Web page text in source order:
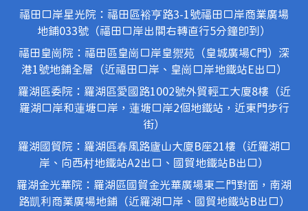
福田口岸星光院：福田區裕亨路3-1號福田口岸商業廣場
地鋪033號（福田口岸出關右轉直行5分鐘即到）
福田皇崗院：福田區皇崗口岸皇禦苑（皇城廣場C門）深
港1號地鋪全層（近福田口岸、皇崗口岸地鐵站E出口）
羅湖區委院：羅湖區愛國路1002號外貿輕工大廈8樓（近
羅湖口岸和蓮塘口岸，蓮塘口岸2個地鐵站，近東門步行
街）
羅湖國貿院：羅湖區春風路廬山大廈B座21樓（近羅湖口
岸、向西村地鐵站A2出口、國貿地鐵站B出口）
羅湖金光華院：羅湖區國貿金光華廣場東二門對面，南湖
路凱利商業廣場地鋪（近羅湖口岸、國貿地鐵站B出口）